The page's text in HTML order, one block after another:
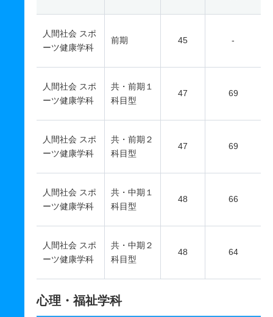
人間社会 スポ
ーツ健康学科
前期 45 -
人間社会 スポ
ーツ健康学科
共・前期１
科目型
47 69
人間社会 スポ
ーツ健康学科
共・前期２
科目型
47 69
人間社会 スポ
ーツ健康学科
共・中期１
科目型
48 66
人間社会 スポ
ーツ健康学科
共・中期２
科目型
48 64
心理・福祉学科